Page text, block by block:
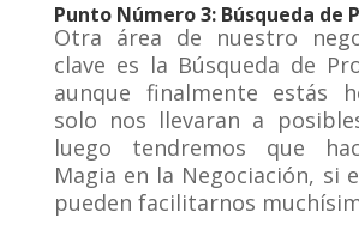
Punto Número 3: Búsqueda de
Otra área de nuestro
clave es la Búsqueda de
aunque finalmente estás
solo nos llevaran a
luego tendremos que
Magia en la Negociación, si
pueden facilitarnos